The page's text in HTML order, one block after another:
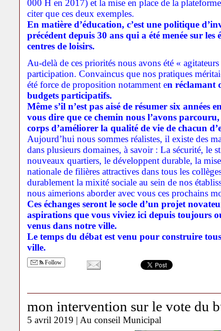
000 H en 2017) et la mise en place de la
citer que ces deux exemples.
En matière d’éducation, c’est une politique
précédent depuis 30 ans qui a été menée sur les
centres de loisirs.
Au-delà de ces priorités nous avons été «
participation. Convaincus que nos pratiques
été force de proposition notamment en réclamant
budgets participatifs.
Même s’il n’est pas aisé de résumer six années
vous dire que ce chemin nous l’avons
corps d’améliorer la qualité de vie de chacun
Aujourd’hui nous sommes réalistes, il existe des
dans plusieurs domaines, à savoir : La sécurité, le
nouveaux quartiers, le développent durable, la
nationale de filières attractives dans tous les
durablement la mixité sociale au sein de nos
nous aimerions aborder avec vous ces prochains
Ces échanges seront le socle d’un projet
aspirations que vous viviez ici depuis toujours
venus dans notre ville.
Le temps du débat est venu pour construire
ville.
Follow
mon intervention sur le vote du
5 avril 2019 | Au conseil Municipal